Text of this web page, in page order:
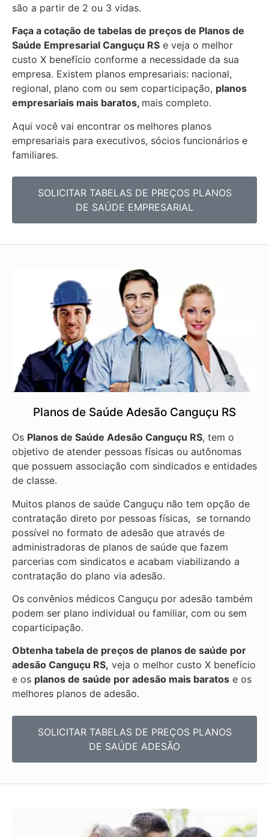
são a partir de 2 ou 3 vidas.
Faça a cotação de tabelas de preços de Planos de
Saúde Empresarial Canguçu RS e veja o melhor
custo X benefício conforme a necessidade da sua
empresa. Existem planos empresariais: nacional,
regional, plano com ou sem coparticipação, planos
empresariais mais baratos, mais completo.
Aqui você vai encontrar os melhores planos
empresariais para executivos, sócios funcionários e
familiares.
SOLICITAR TABELAS DE PREÇOS PLANOS
DE SAÚDE EMPRESARIAL
Planos de Saúde Adesão Canguçu RS
Os Planos de Saúde Adesão Canguçu RS, tem o
objetivo de atender pessoas físicas ou autônomas
que possuem associação com sindicados e entidades
de classe.
Muitos planos de saúde Canguçu não tem opção de
contratação direto por pessoas físicas, se tornando
possível no formato de adesão que através de
administradoras de planos de saúde que fazem
parcerias com sindicatos e acabam viabilizando a
contratação do plano via adesão.
Os convênios médicos Canguçu por adesão também
podem ser plano individual ou familiar, com ou sem
coparticipação.
Obtenha tabela de preços de planos de saúde por
adesão Canguçu RS, veja o melhor custo X benefício
e os planos de saúde por adesão mais baratos e os
melhores planos de adesão.
SOLICITAR TABELAS DE PREÇOS PLANOS
DE SAÚDE ADESÃO